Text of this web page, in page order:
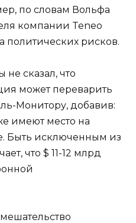
по словам Вольфа
компании Teneo
политических рисков.
сказал, что
может переварить
Монитору, добавив:
имеют место на
Быть исключенным из
что $ 11-12 млрд